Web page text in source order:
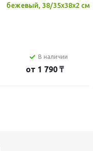
бежевый, 38/35x38x2 см
В наличии
от 1 790 ₸